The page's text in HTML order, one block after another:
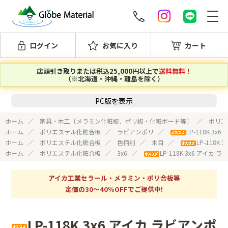
ログイン お気に入り カート
店頭引き取りまたは税込25,000円以上で送料無料！
（※北海道・沖縄・離島を除く）
PC版を表示
ホーム 家具・木工〔メラミン化粧板、ポリ板・化粧ボード等〕
ポリ
ホーム
ポリエステル化粧合板 ラビアンポリ
LP-118K 3x6
ホーム
ポリエステル化粧合板 色柄別 木目
LP-118K
ホーム
ポリエステル化粧合板 3x6 LP-118K 3x6 アイカ ラ
アイカ工業セラール・メラミン・ポリ合板等
定価の30～40％OFFでご提供中!